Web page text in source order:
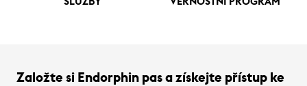
Založte si Endorphin pas a získejte přístup ke